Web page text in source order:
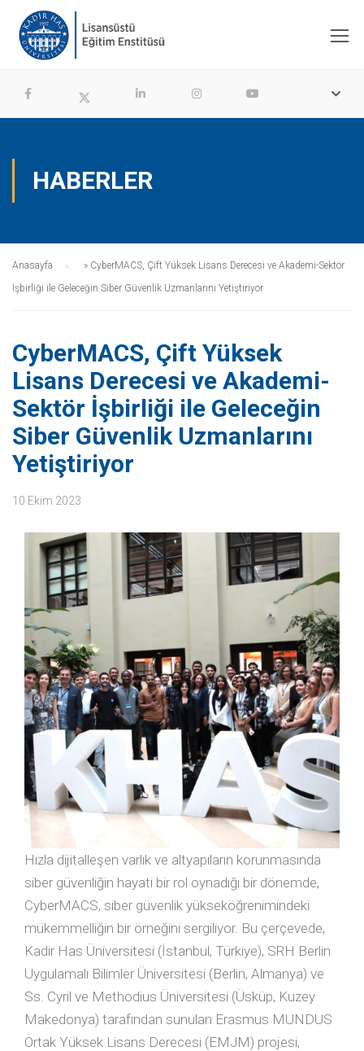
HABERLER
Anasayfa » CyberMACS, Çift Yüksek Lisans Derecesi ve Akademi-Sektör
İşbirliği ile Geleceğin Siber Güvenlik Uzmanlarını Yetiştiriyor
CyberMACS, Çift Yüksek
Lisans Derecesi ve Akademi-
Sektör İşbirliği ile Geleceğin
Siber Güvenlik Uzmanlarını
Yetiştiriyor
10 Ekim 2023
Hızla dijitalleşen varlık ve altyapıların korunmasında
siber güvenliğin hayati bir rol oynadığı bir dönemde,
CyberMACS, siber güvenlik yükseköğrenimindeki
mükemmelliğin bir örneğini sergiliyor. Bu çerçevede,
Kadir Has Üniversitesi (İstanbul, Türkiye), SRH Berlin
Uygulamalı Bilimler Üniversitesi (Berlin, Almanya) ve
Ss. Cyril ve Methodius Üniversitesi (Üsküp, Kuzey
Makedonya) tarafından sunulan Erasmus MUNDUS
Ortak Yüksek Lisans Derecesi (EMJM) projesi,